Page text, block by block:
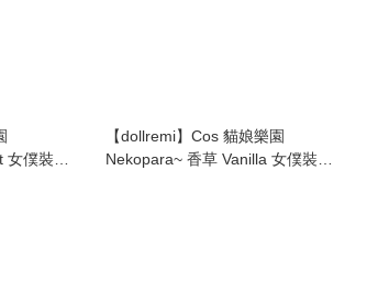
【dollremi】Cos 貓娘樂園
Nekopara~ 香草 Vanilla 女僕裝